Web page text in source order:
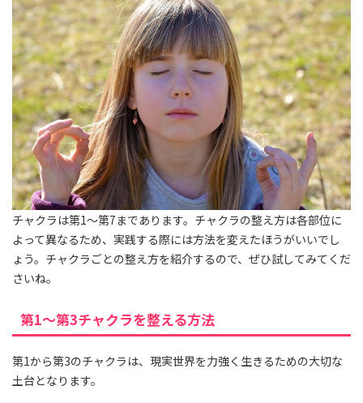
チャクラは第1～第7まであります。チャクラの整え方は各部位に
よって異なるため、実践する際には方法を変えたほうがいいでし
ょう。チャクラごとの整え方を紹介するので、ぜひ試してみてくだ
さいね。
第1〜第3チャクラを整える方法
第1から第3のチャクラは、現実世界を力強く生きるための大切な
土台となります。